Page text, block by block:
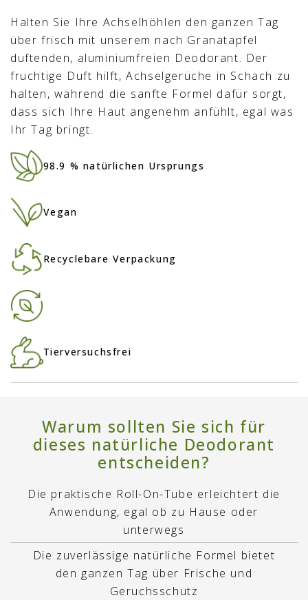
Halten Sie Ihre Achselhöhlen den ganzen Tag
über frisch mit unserem nach Granatapfel
duftenden, aluminiumfreien Deodorant. Der
fruchtige Duft hilft, Achselgerüche in Schach zu
halten, während die sanfte Formel dafür sorgt,
dass sich Ihre Haut angenehm anfühlt, egal was
Ihr Tag bringt.
98.9 % natürlichen Ursprungs
Vegan
Recyclebare Verpackung
Tierversuchsfrei
Warum sollten Sie sich für
dieses natürliche Deodorant
entscheiden?
Die praktische Roll-On-Tube erleichtert die
Anwendung, egal ob zu Hause oder
unterwegs
Die zuverlässige natürliche Formel bietet
den ganzen Tag über Frische und
Geruchsschutz